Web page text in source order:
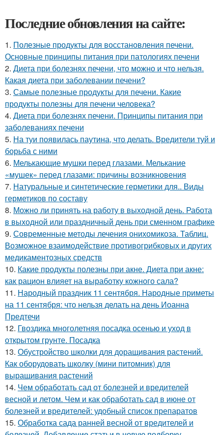
Последние обновления на сайте:
1. Полезные продукты для восстановления печени.
Основные принципы питания при патологиях печени
2. Диета при болезнях печени, что можно и что нельзя.
Какая диета при заболевании печени?
3. Самые полезные продукты для печени. Какие
продукты полезны для печени человека?
4. Диета при болезнях печени. Принципы питания при
заболеваниях печени
5. На туи появилась паутина, что делать. Вредители туй и
борьба с ними
6. Мелькающие мушки перед глазами. Мелькание
«мушек» перед глазами: причины возникновения
7. Натуральные и синтетические герметики для.. Виды
герметиков по составу
8. Можно ли принять на работу в выходной день. Работа
в выходной или праздничный день при сменном графике
9. Современные методы лечения онихомикоза. Таблиц.
Возможное взаимодействие противогрибковых и других
медикаментозных средств
10. Какие продукты полезны при акне. Диета при акне:
как рацион влияет на выработку кожного сала?
11. Народный праздник 11 сентября. Народные приметы
на 11 сентября: что нельзя делать на день Иоанна
Предтечи
12. Гвоздика многолетняя посадка осенью и уход в
открытом грунте. Посадка
13. Обустройство школки для доращивания растений.
Как оборудовать школку (мини питомник) для
выращивания растений
14. Чем обработать сад от болезней и вредителей
весной и летом. Чем и как обработать сад в июне от
болезней и вредителей: удобный список препаратов
15. Обработка сада ранней весной от вредителей и